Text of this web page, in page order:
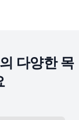
다양한 목